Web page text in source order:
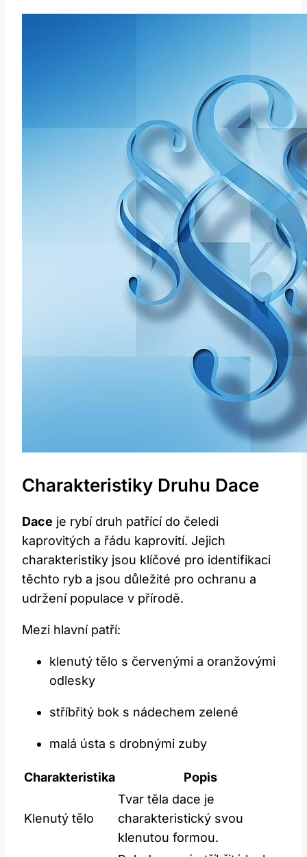
Charakteristiky Druhu Dace
Dace je rybí druh patřící do čeledi
kaprovitých a řádu kaprovití. Jejich
charakteristiky jsou klíčové pro identifikaci
těchto ryb a jsou důležité pro ochranu a
udržení populace v přírodě.
Mezi hlavní patří:
klenutý tělo s červenými a oranžovými
odlesky
stříbřitý bok s nádechem zelené
malá ústa s drobnými zuby
Charakteristika Popis
Klenutý tělo
Tvar těla dace je
charakteristický svou
klenutou formou.